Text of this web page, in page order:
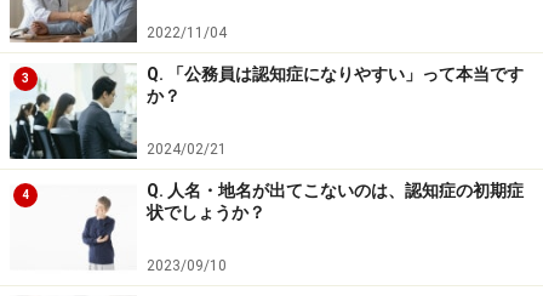
また、アルツハイマー病患者の脳内では、アミロイドβ
というタンパク質がヘルペスウイルスを取り込んで塊に
なった病理像が見られることがあります。アルツハイマ
ー病の原因物質と考えられているアミロイドβが、脳内
に侵入してきたヘルペスウイルスを捕獲して無毒化しよ
うとしてくれているのかもしれません。
2022/11/04
3
Q. 「公務員は認知症になりやすい」って本当です
か？
2024/02/21
4
Q. 人名・地名が出てこないのは、認知症の初期症
状でしょうか？
2023/09/10